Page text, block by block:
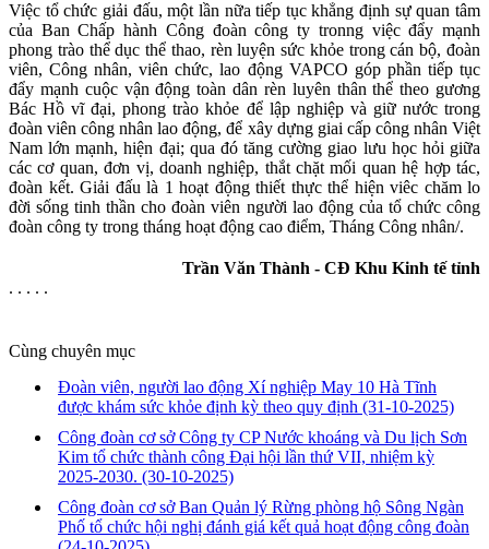
Việc tổ chức giải đấu, một lần nữa tiếp tục khẳng định sự quan tâm
của Ban Chấp hành Công đoàn công ty tronng việc đẩy mạnh
phong trào thể dục thể thao, rèn luyện sức khỏe trong cán bộ, đoàn
viên, Công nhân, viên chức, lao động VAPCO góp phần tiếp tục
đẩy mạnh cuộc vận động toàn dân rèn luyên thân thể theo gương
Bác Hồ vĩ đại, phong trào khỏe để lập nghiệp và giữ nước trong
đoàn viên công nhân lao động, để xây dựng giai cấp công nhân Việt
Nam lớn mạnh, hiện đại; qua đó tăng cường giao lưu học hỏi giữa
các cơ quan, đơn vị, doanh nghiệp, thắt chặt mối quan hệ hợp tác,
đoàn kết. Giải đấu là 1 hoạt động thiết thực thể hiện viêc chăm lo
đời sống tinh thần cho đoàn viên người lao động của tổ chức công
đoàn công ty trong tháng hoạt động cao điểm, Tháng Công nhân/.
Trần Văn Thành - CĐ Khu Kinh tế tỉnh
. . . . .
Cùng chuyên mục
Đoàn viên, người lao động Xí nghiệp May 10 Hà Tĩnh
được khám sức khỏe định kỳ theo quy định (31-10-2025)
Công đoàn cơ sở Công ty CP Nước khoáng và Du lịch Sơn
Kim tổ chức thành công Đại hội lần thứ VII, nhiệm kỳ
2025-2030. (30-10-2025)
Công đoàn cơ sở Ban Quản lý Rừng phòng hộ Sông Ngàn
Phố tổ chức hội nghị đánh giá kết quả hoạt động công đoàn